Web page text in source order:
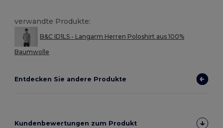
verwandte Produkte:
B&C ID1LS - Langarm Herren Poloshirt aus 100%
Baumwolle
Entdecken Sie andere Produkte
Kundenbewertungen zum Produkt